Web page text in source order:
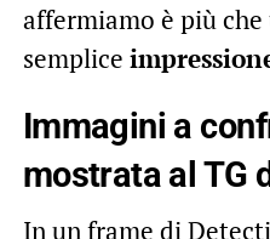
affermiamo è più che
semplice
Immagini a
mostrata al TG
In un frame di